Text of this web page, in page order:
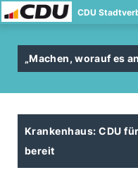
CDU
Machen, worauf es
Krankenhaus: CDU
bereit